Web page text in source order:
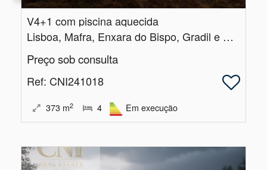
V4+1 com piscina aquecida
Lisboa, Mafra, Enxara do Bispo, Gradil e Vila Franca do Rosário
Preço sob consulta
Ref: CNI241018
373 m2 4 Em execução